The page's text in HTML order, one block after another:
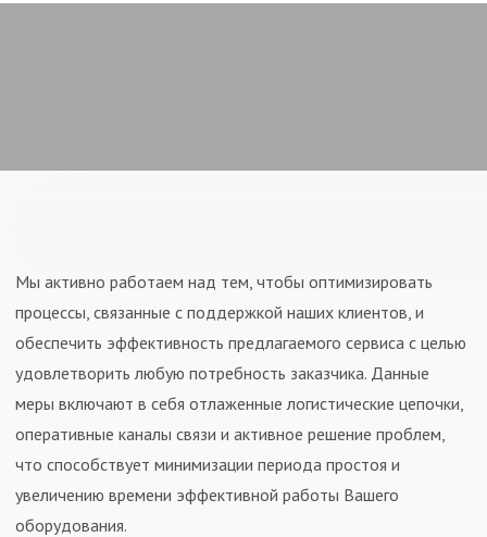
Мы активно работаем над тем, чтобы оптимизировать
процессы, связанные с поддержкой наших клиентов, и
обеспечить эффективность предлагаемого сервиса с целью
удовлетворить любую потребность заказчика. Данные
меры включают в себя отлаженные логистические цепочки,
оперативные каналы связи и активное решение проблем,
что способствует минимизации периода простоя и
увеличению времени эффективной работы Вашего
оборудования.